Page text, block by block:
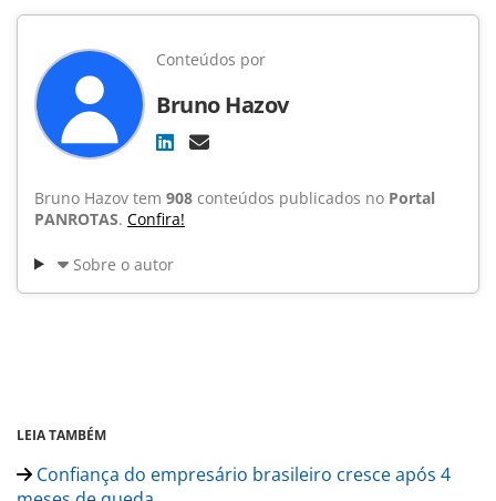
Conteúdos por
Bruno Hazov
Bruno Hazov tem 908 conteúdos publicados no Portal
PANROTAS. Confira!
Sobre o autor
LEIA TAMBÉM
Confiança do empresário brasileiro cresce após 4